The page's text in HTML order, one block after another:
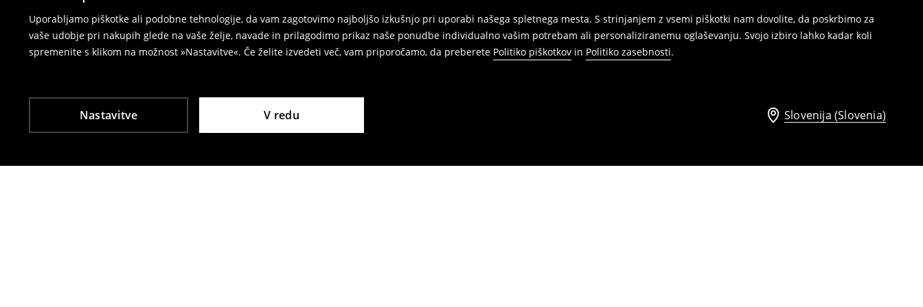
Uporabljamo piškotke ali podobne tehnologije, da vam zagotovimo najboljšo izkušnjo pri uporabi našega spletnega mesta. S strinjanjem z vsemi piškotki nam dovolite, da poskrbimo za
vaše udobje pri nakupih glede na vaše želje, navade in prilagodimo prikaz naše ponudbe individualno vašim potrebam ali personaliziranemu oglaševanju. Svojo izbiro lahko kadar koli
spremenite s klikom na možnost »Nastavitve«. Če želite izvedeti več, vam priporočamo, da preberete Politiko piškotkov in Politiko zasebnosti.
Nastavitve V redu Slovenija (Slovenia)